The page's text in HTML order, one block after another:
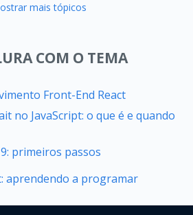
mais tópicos
COM O TEMA
Front-End React
no JavaScript: o que é e quando
primeiros passos
aprendendo a programar